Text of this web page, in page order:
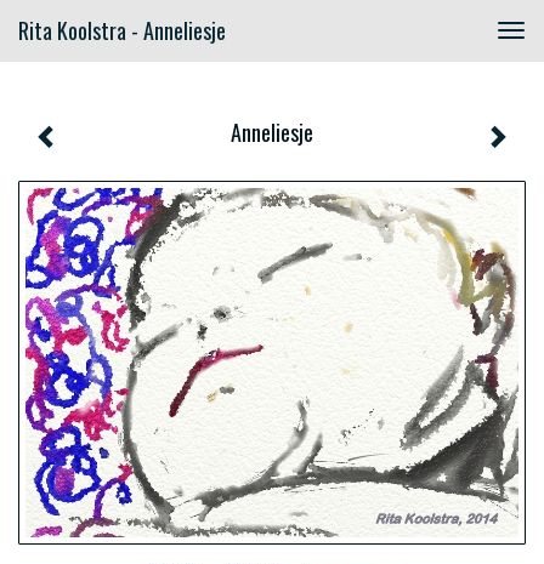
Rita Koolstra - Anneliesje
Anneliesje